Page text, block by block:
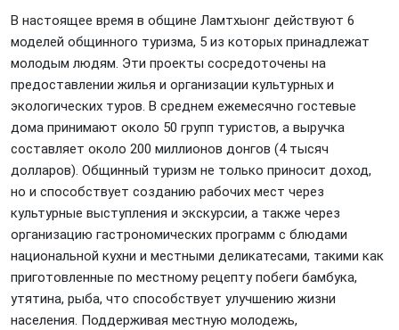
В настоящее время в общине Ламтхыонг действуют 6
моделей общинного туризма, 5 из которых принадлежат
молодым людям. Эти проекты сосредоточены на
предоставлении жилья и организации культурных и
экологических туров. В среднем ежемесячно гостевые
дома принимают около 50 групп туристов, а выручка
составляет около 200 миллионов донгов (4 тысяч
долларов). Общинный туризм не только приносит доход,
но и способствует созданию рабочих мест через
культурные выступления и экскурсии, а также через
организацию гастрономических программ с блюдами
национальной кухни и местными деликатесами, такими как
приготовленные по местному рецепту побеги бамбука,
утятина, рыба, что способствует улучшению жизни
населения. Поддерживая местную молодежь,